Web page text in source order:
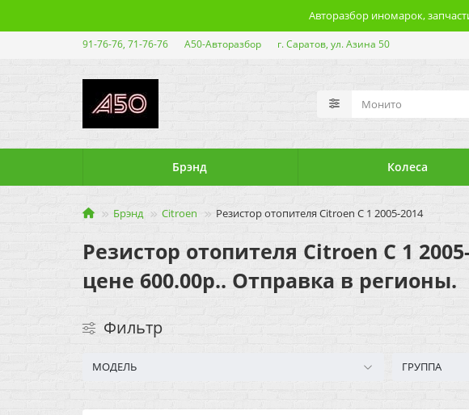
Авторазбор иномарок,
91-76-76, 71-76-76 А50-Авторазбор г. Саратов, ул. Азина 50
Брэнд Колеса
Брэнд Citroen Резистор отопителя Citroen C 1 2005-2014
Резистор отопителя Citroen C 1
цене 600.00р.. Отправка в регионы.
Фильтр
МОДЕЛЬ ГРУППА